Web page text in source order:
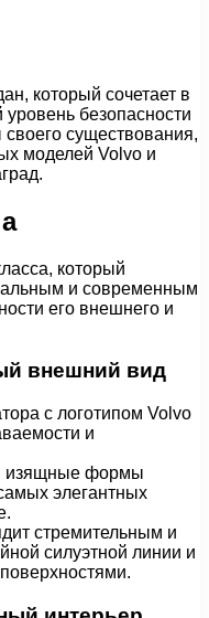
который сочетает в
безопасности
существования,
моделей Volvo и
который
и современным
его внешнего и
внешний вид
с логотипом Volvo
и
изящные формы
элегантных
стремительным и
силуэтной линии и